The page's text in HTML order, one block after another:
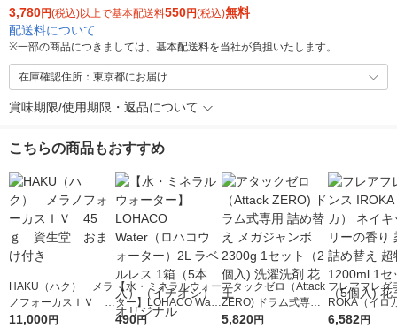
3,780円(税込)以上で基本配送料550円(税込)無料
配送料について
※一部の商品につきましては、基本配送料を当社が負担いたします。
在庫確認住所：東京都にお届け
賞味期限/使用期限・返品について
こちらの商品もおすすめ
HAKU（ハク） メラ
ノフォーカスＩＶ 4
5ｇ 資生堂 おまけ
11,000円
【水・ミネラルウォー
ター】LOHACO Wate
r（ロハコウォータ
490円
アタックゼロ（Attack
ZERO) ドラム式専用
詰め替え メガジャン
5,820円
フレアフレグ
ROKA（イロ
イキッドリリ
6,582円